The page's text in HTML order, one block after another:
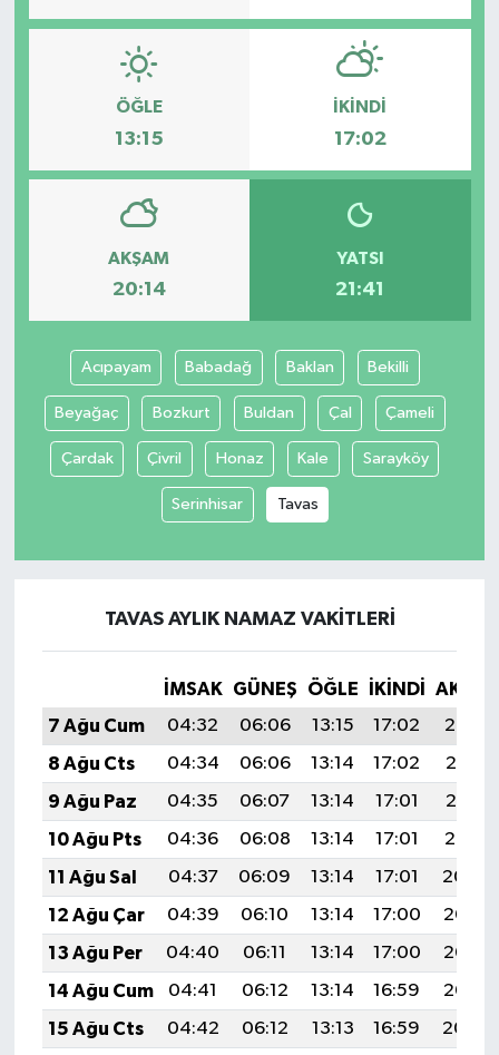
ÖĞLE
13:15
İKINDI
17:02
AKŞAM
20:14
YATSI
21:41
Acıpayam Babadağ Baklan Bekilli
Beyağaç Bozkurt Buldan Çal Çameli
Çardak Çivril Honaz Kale Sarayköy
Serinhisar Tavas
TAVAS AYLIK NAMAZ VAKITLERI
İMSAK GÜNEŞ ÖĞLE İKINDI
7 Ağu Cum
04:32 06:06 13:15 17:02
20:14
8 Ağu Cts
04:34 06:06 13:14 17:02
20:13
9 Ağu Paz
04:35 06:07 13:14 17:01
20:12
10 Ağu Pts
04:36 06:08 13:14 17:01
20:10
11 Ağu Sal
04:37 06:09 13:14 17:01
20:09
12 Ağu Çar
04:39 06:10 13:14 17:00
20:08
13 Ağu Per
04:40 06:11 13:14 17:00
20:07
14 Ağu Cum
04:41 06:12 13:14 16:59
20:06
15 Ağu Cts
04:42 06:12 13:13 16:59
20:04